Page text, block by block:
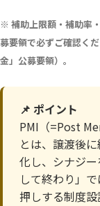
※ 補助上限額・補助率
募要領で必ずご確認く
金」公募要領）。
📌 ポイント
PMI（=Post
とは、譲渡後
化し、シナジ
して終わり」
押しする制度設